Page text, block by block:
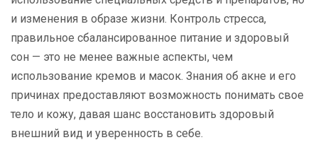
и изменения в образе жизни. Контроль стресса,
правильное сбалансированное питание и здоровый
сон — это не менее важные аспекты, чем
использование кремов и масок. Знания об акне и его
причинах предоставляют возможность понимать свое
тело и кожу, давая шанс восстановить здоровый
внешний вид и уверенность в себе.